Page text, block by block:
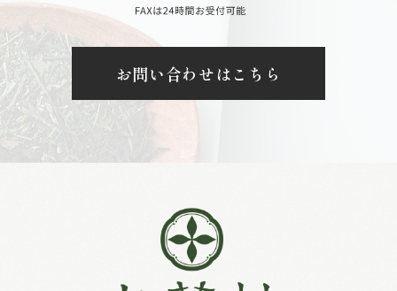
お問い合わせはこちら